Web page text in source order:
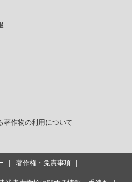
著作物の利用について
著作権・免責事項